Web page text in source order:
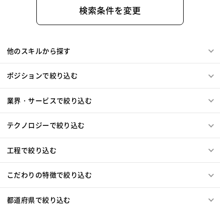
検索条件を変更
他のスキルから探す
ポジションで絞り込む
業界・サービスで絞り込む
テクノロジーで絞り込む
工程で絞り込む
こだわりの特徴で絞り込む
都道府県で絞り込む